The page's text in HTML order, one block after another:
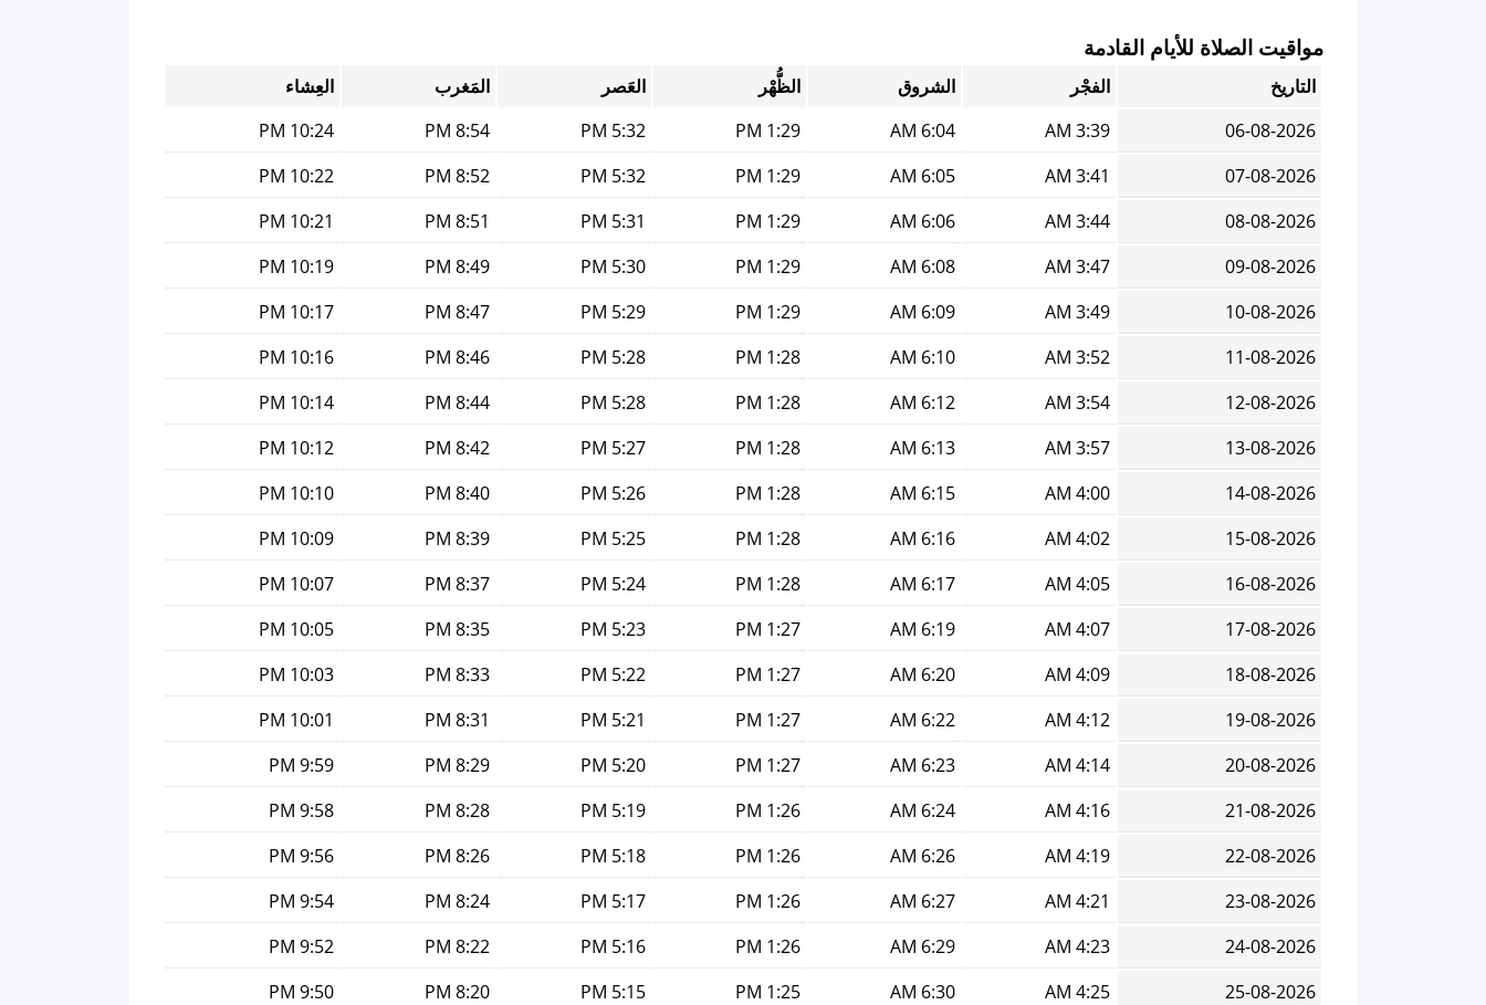
مواقيت الصلاة للأيام القادمة
التاريخ الفجْر الشروق الظُّهْر العَصر المَغرب
العِشاء
06-08-2026
3:39 AM
6:04 AM
1:29 PM
5:32 PM
8:54 PM
10:24 PM
07-08-2026
3:41 AM
6:05 AM
1:29 PM
5:32 PM
8:52 PM
10:22 PM
08-08-2026
3:44 AM
6:06 AM
1:29 PM
5:31 PM
8:51 PM
10:21 PM
09-08-2026
3:47 AM
6:08 AM
1:29 PM
5:30 PM
8:49 PM
10:19 PM
10-08-2026
3:49 AM
6:09 AM
1:29 PM
5:29 PM
8:47 PM
10:17 PM
11-08-2026
3:52 AM
6:10 AM
1:28 PM
5:28 PM
8:46 PM
10:16 PM
12-08-2026
3:54 AM
6:12 AM
1:28 PM
5:28 PM
8:44 PM
10:14 PM
13-08-2026
3:57 AM
6:13 AM
1:28 PM
5:27 PM
8:42 PM
10:12 PM
14-08-2026
4:00 AM
6:15 AM
1:28 PM
5:26 PM
8:40 PM
10:10 PM
15-08-2026
4:02 AM
6:16 AM
1:28 PM
5:25 PM
8:39 PM
10:09 PM
16-08-2026
4:05 AM
6:17 AM
1:28 PM
5:24 PM
8:37 PM
10:07 PM
17-08-2026
4:07 AM
6:19 AM
1:27 PM
5:23 PM
8:35 PM
10:05 PM
18-08-2026
4:09 AM
6:20 AM
1:27 PM
5:22 PM
8:33 PM
10:03 PM
19-08-2026
4:12 AM
6:22 AM
1:27 PM
5:21 PM
8:31 PM
10:01 PM
20-08-2026
4:14 AM
6:23 AM
1:27 PM
5:20 PM
8:29 PM
9:59 PM
21-08-2026
4:16 AM
6:24 AM
1:26 PM
5:19 PM
8:28 PM
9:58 PM
22-08-2026
4:19 AM
6:26 AM
1:26 PM
5:18 PM
8:26 PM
9:56 PM
23-08-2026
4:21 AM
6:27 AM
1:26 PM
5:17 PM
8:24 PM
9:54 PM
24-08-2026
4:23 AM
6:29 AM
1:26 PM
5:16 PM
8:22 PM
9:52 PM
25-08-2026
4:25 AM
6:30 AM
1:25 PM
5:15 PM
8:20 PM
9:50 PM